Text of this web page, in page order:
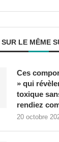
SUR LE MÊME
Ces
» qui
toxique
rendiez
20 octobre